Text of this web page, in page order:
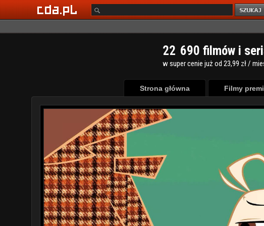
22 690 filmów i
w super cenie już od 23,99 zł /
Strona główna Filmy